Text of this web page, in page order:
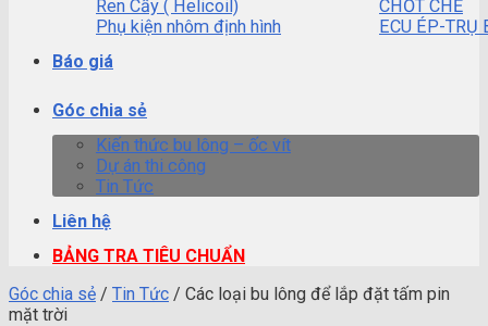
Ren Cấy ( Helicoil)
CHỐT CHẺ
Phụ kiện nhôm định hình
ECU ÉP-TRỤ
Báo giá
Góc chia sẻ
Kiến thức bu lông – ốc vít
Dự án thi công
Tin Tức
Liên hệ
BẢNG TRA TIÊU CHUẨN
Góc chia sẻ / Tin Tức / Các loại bu lông để lắp đặt tấm pin
mặt trời